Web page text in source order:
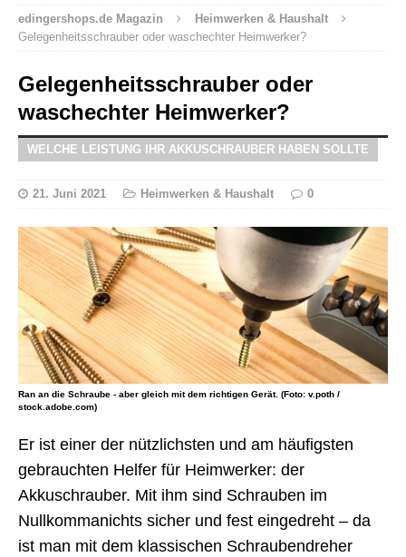
edingershops.de Magazin
Heimwerken & Haushalt
Gelegenheitsschrauber oder waschechter Heimwerker?
Gelegenheitsschrauber oder
waschechter Heimwerker?
WELCHE LEISTUNG IHR AKKUSCHRAUBER HABEN SOLLTE
21. Juni 2021 Heimwerken & Haushalt 0
Ran an die Schraube - aber gleich mit dem richtigen Gerät. (Foto: v.poth /
stock.adobe.com)
Er ist einer der nützlichsten und am häufigsten
gebrauchten Helfer für Heimwerker: der
Akkuschrauber. Mit ihm sind Schrauben im
Nullkommanichts sicher und fest eingedreht – da
ist man mit dem klassischen Schraubendreher